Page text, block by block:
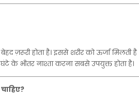
बेहद ज़रूरी होता है। इससे शरीर को ऊर्जा मिलती है
घंटे के भीतर नाश्ता करना सबसे उपयुक्त होता है।
चाहिए?